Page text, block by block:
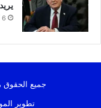
6 أغسطس، 2026
جميع الحقوق
تطوير